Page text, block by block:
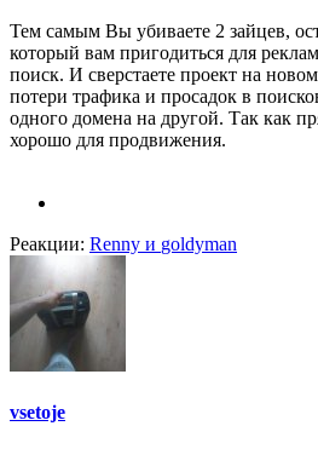
Тем самым Вы убиваете 2 зайцев,
который вам пригодиться для
поиск. И сверстаете проект на
потери трафика и просадок в
одного домена на другой. Так как
хорошо для продвижения.
Реакции: Renny и goldyman
vsetoje